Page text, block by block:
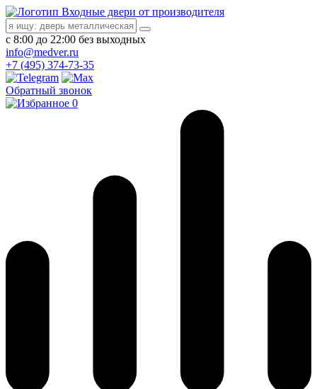
Входные двери от производителя
с 8:00 до 22:00 без выходных
info@medver.ru
+7 (495) 374-73-35
Обратный звонок
0